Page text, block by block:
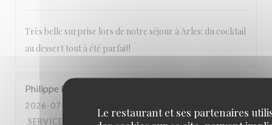
Le restaurant et ses partenaires
Très belle surprise lors de notre séjour à Arles: du cocktail
au dessert tout à été parfait!
Philippe D
2026-07-10
SERVICE
AMBIANCE: CUISINE: